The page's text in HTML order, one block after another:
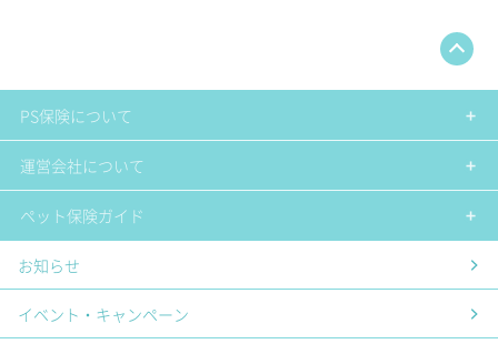
PS保険について
運営会社について
ペット保険ガイド
お知らせ
イベント・キャンペーン